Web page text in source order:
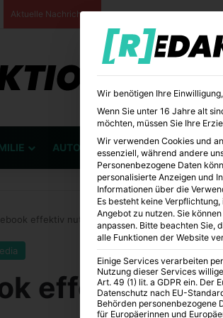
Aktuelle Nachrichten
AUTO BÜCHER BILDUNG
effektiv nutzen 2022
effektiv
Wir benötigen Ihre
Wenn Sie unter 16 Jahre alt
möchten, müssen Sie Ihre
Wir verwenden Cookies und
essenziell, während andere
Personenbezogene Daten
personalisierte Anzeigen und
Informationen über die
Es besteht keine
Angebot zu nutzen. Sie
anpassen. Bitte beachten Sie,
alle Funktionen der Website
Einige Services verarbeiten
Nutzung dieser Services
Art. 49 (1) lit. a GDPR ein. Der
Datenschutz nach EU-
Behörden personenbezogene
für Europäerinnen und